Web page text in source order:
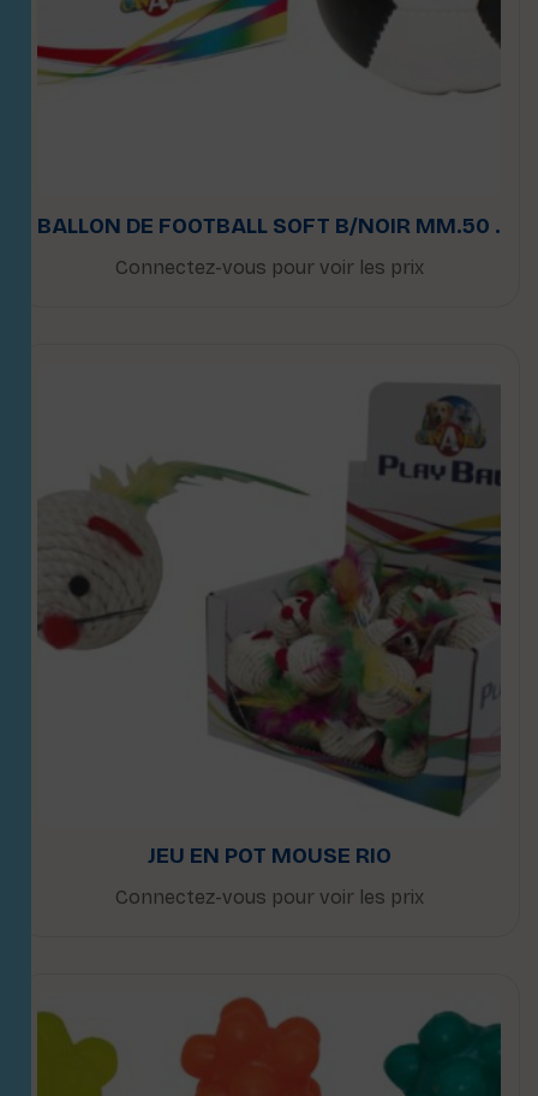
BALLON DE FOOTBALL SOFT B/NOIR MM.50 .
Connectez-vous pour voir les prix
JEU EN POT MOUSE RIO
Connectez-vous pour voir les prix